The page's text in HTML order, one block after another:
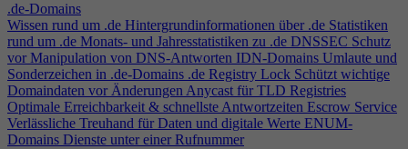
.de-Domains
Wissen rund um .de Hintergrundinformationen über .de Statistiken
rund um .de Monats- und Jahresstatistiken zu .de DNSSEC Schutz
vor Manipulation von DNS-Antworten IDN-Domains Umlaute und
Sonderzeichen in .de-Domains .de Registry Lock Schützt wichtige
Domaindaten vor ÄnderungenAnycast für TLD Registries
Optimale Erreichbarkeit & schnellste Antwortzeiten Escrow Service
Verlässliche Treuhand für Daten und digitale Werte ENUM-
Domains Dienste unter einer Rufnummer